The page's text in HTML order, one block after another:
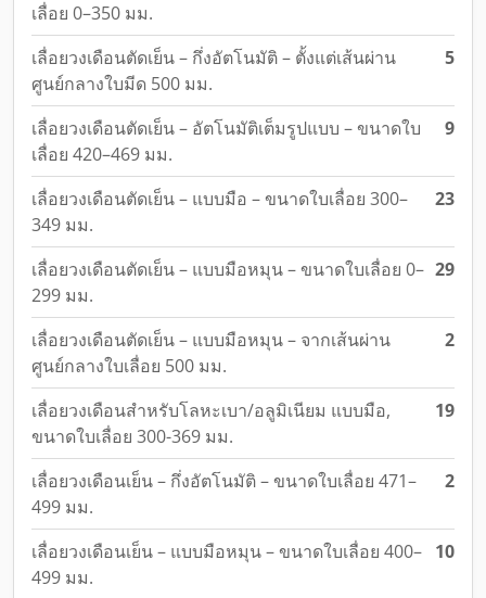
เลื่อย 0–350 มม.
เลื่อยวงเดือนตัดเย็น – กึ่งอัตโนมัติ – ตั้งแต่เส้นผ่าน
ศูนย์กลางใบมีด 500 มม.
5
เลื่อยวงเดือนตัดเย็น – อัตโนมัติเต็มรูปแบบ – ขนาดใบ
เลื่อย 420–469 มม.
9
เลื่อยวงเดือนตัดเย็น – แบบมือ – ขนาดใบเลื่อย 300–
349 มม.
23
เลื่อยวงเดือนตัดเย็น – แบบมือหมุน – ขนาดใบเลื่อย 0–
299 มม.
29
เลื่อยวงเดือนตัดเย็น – แบบมือหมุน – จากเส้นผ่าน
ศูนย์กลางใบเลื่อย 500 มม.
2
เลื่อยวงเดือนสำหรับโลหะเบา/อลูมิเนียม แบบมือ,
ขนาดใบเลื่อย 300-369 มม.
19
เลื่อยวงเดือนเย็น – กึ่งอัตโนมัติ – ขนาดใบเลื่อย 471–
499 มม.
2
เลื่อยวงเดือนเย็น – แบบมือหมุน – ขนาดใบเลื่อย 400–
499 มม.
10